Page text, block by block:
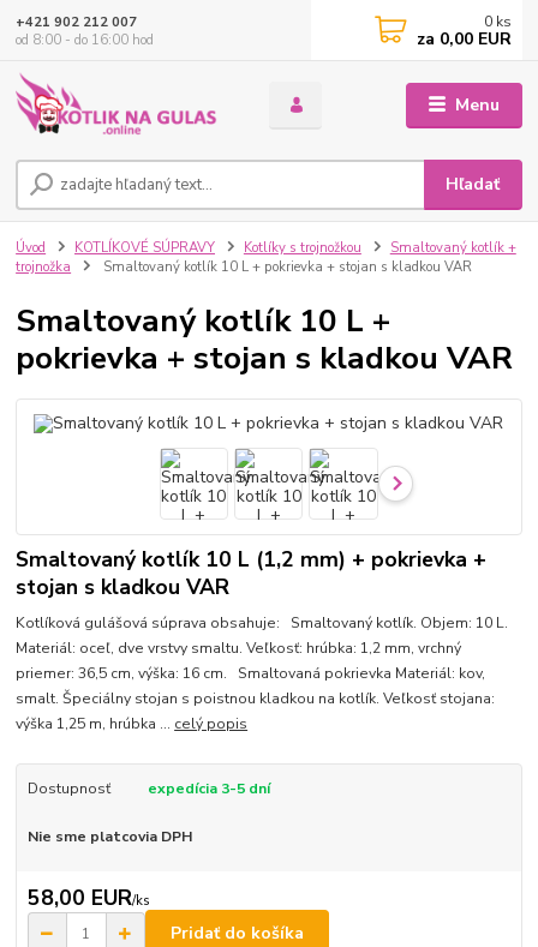
Menu
Hľadať
+421 902 212 007
od 8:00 - do 16:00 hod
0 ks
za 0,00 EUR
Úvod KOTLÍKOVÉ SÚPRAVY Kotlíky s trojnožkou
Smaltovaný kotlík +
trojnožka
Smaltovaný kotlík 10 L + pokrievka + stojan s kladkou VAR
Smaltovaný kotlík 10 L +
pokrievka + stojan s kladkou VAR
Smaltovaný kotlík 10 L (1,2 mm) + pokrievka +
stojan s kladkou VAR
Kotlíková gulášová súprava obsahuje: Smaltovaný kotlík. Objem: 10 L.
Materiál: oceľ, dve vrstvy smaltu. Veľkosť: hrúbka: 1,2 mm, vrchný
priemer: 36,5 cm, výška: 16 cm. Smaltovaná pokrievka Materiál: kov,
smalt. Špeciálny stojan s poistnou kladkou na kotlík. Veľkosť stojana:
výška 1,25 m, hrúbka ... celý popis
Dostupnosť expedícia 3-5 dní
Nie sme platcovia DPH
58,00 EUR/ks
Pridať do košíka